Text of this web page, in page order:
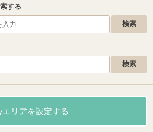
する
エリアを設定する